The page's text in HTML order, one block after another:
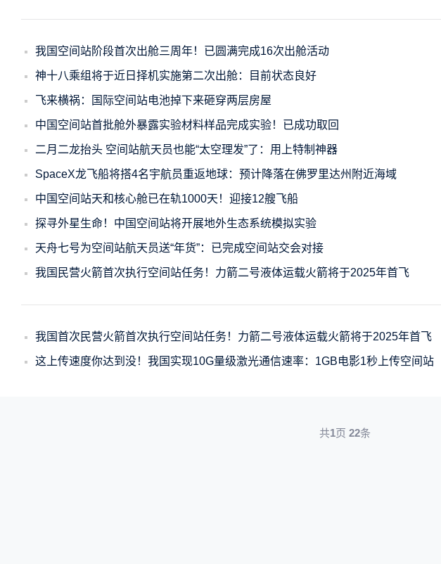
我国空间站阶段首次出舱三周年！已圆满完成16次出舱活动
神十八乘组将于近日择机实施第二次出舱：目前状态良好
飞来横祸：国际空间站电池掉下来砸穿两层房屋
中国空间站首批舱外暴露实验材料样品完成实验！已成功取回
二月二龙抬头 空间站航天员也能“太空理发”了：用上特制神器
SpaceX龙飞船将搭4名宇航员重返地球：预计降落在佛罗里达州附近海域
中国空间站天和核心舱已在轨1000天！迎接12艘飞船
探寻外星生命！中国空间站将开展地外生态系统模拟实验
天舟七号为空间站航天员送“年货”：已完成空间站交会对接
我国民营火箭首次执行空间站任务！力箭二号液体运载火箭将于2025年首飞
我国首次民营火箭首次执行空间站任务！力箭二号液体运载火箭将于2025年首飞
这上传速度你达到没！我国实现10G量级激光通信速率：1GB电影1秒上传空间站
共1页 22条